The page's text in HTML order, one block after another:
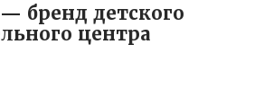
бренд детского
центра